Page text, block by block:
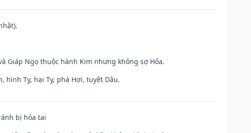
Giáp Ngọ thuộc hành Kim nhưng không sợ Hỏa.
hình Tỵ, hại Tỵ, phá Hợi, tuyệt Dậu.
bị hỏa tai